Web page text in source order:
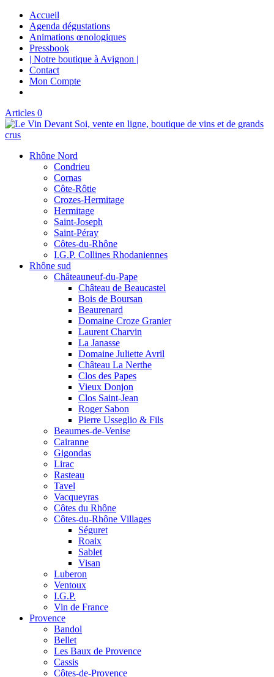
Accueil
Agenda dégustations
Animations œnologiques
Pressbook
| Notre boutique à Avignon |
Contact
Mon Compte
Articles 0
Rhône Nord
Condrieu
Cornas
Côte-Rôtie
Crozes-Hermitage
Hermitage
Saint-Joseph
Saint-Péray
Côtes-du-Rhône
I.G.P. Collines Rhodaniennes
Rhône sud
Châteauneuf-du-Pape
Château de Beaucastel
Bois de Boursan
Beaurenard
Domaine Croze Granier
Laurent Charvin
La Janasse
Domaine Juliette Avril
Château La Nerthe
Clos des Papes
Vieux Donjon
Clos Saint-Jean
Roger Sabon
Pierre Usseglio & Fils
Beaumes-de-Venise
Cairanne
Gigondas
Lirac
Rasteau
Tavel
Vacqueyras
Côtes du Rhône
Côtes-du-Rhône Villages
Séguret
Roaix
Sablet
Visan
Luberon
Ventoux
I.G.P.
Vin de France
Provence
Bandol
Bellet
Les Baux de Provence
Cassis
Côtes-de-Provence